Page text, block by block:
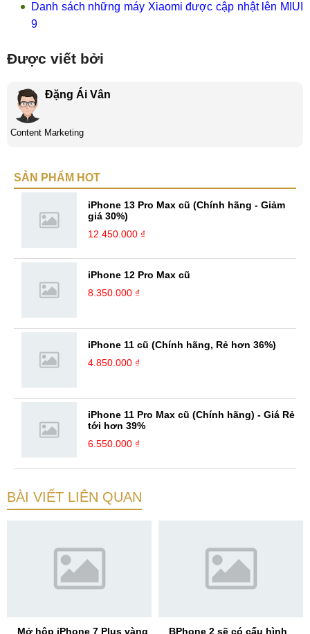
Danh sách những máy Xiaomi được cập nhật lên MIUI
9
Được viết bởi
Đặng Ái Vân
Content Marketing
SẢN PHẨM HOT
iPhone 13 Pro Max cũ (Chính hãng - Giảm
giá 30%)
12.450.000 ₫
iPhone 12 Pro Max cũ
8.350.000 ₫
iPhone 11 cũ (Chính hãng, Rẻ hơn 36%)
4.850.000 ₫
iPhone 11 Pro Max cũ (Chính hãng) - Giá Rẻ
tới hơn 39%
6.550.000 ₫
BÀI VIẾT LIÊN QUAN
Mở hộp iPhone 7 Plus vàng BPhone 2 sẽ có cấu hình